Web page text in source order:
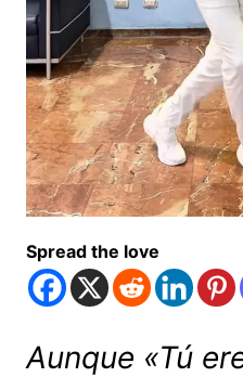
Spread the love
Aunque «Tú